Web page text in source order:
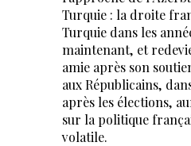
Turquie : la droite
Turquie dans les
maintenant, et
amie après son
aux Républicains,
après les élections,
sur la politique
volatile.